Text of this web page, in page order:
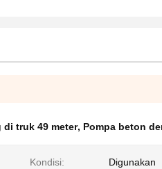
di truk 49 meter, Pompa beton
Kondisi: Digunakan